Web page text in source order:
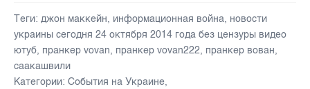
Теги: джон маккейн, информационная война, новости
украины сегодня 24 октября 2014 года без цензуры видео
ютуб, пранкер vovan, пранкер vovan222, пранкер вован,
саакашвили
Категории: События на Украине,